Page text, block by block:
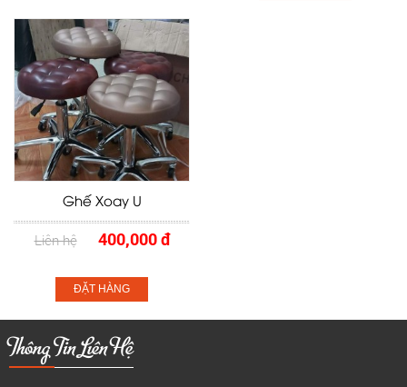
Ghế Xoay U
Liên hệ 400,000 đ
ĐẶT HÀNG
Thông Tin Liên Hệ